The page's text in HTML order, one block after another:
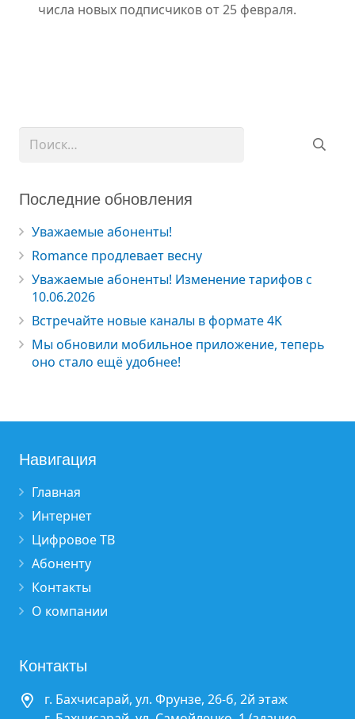
числа новых подписчиков от 25 февраля.
Найти:
Последние обновления
Уважаемые абоненты!
Romance продлевает весну
Уважаемые абоненты! Изменение тарифов с
10.06.2026
Встречайте новые каналы в формате 4K
Мы обновили мобильное приложение, теперь
оно стало ещё удобнее!
Навигация
Главная
Интернет
Цифровое ТВ
Абоненту
Контакты
О компании
Контакты
г. Бахчисарай, ул. Фрунзе, 26-б, 2й этаж